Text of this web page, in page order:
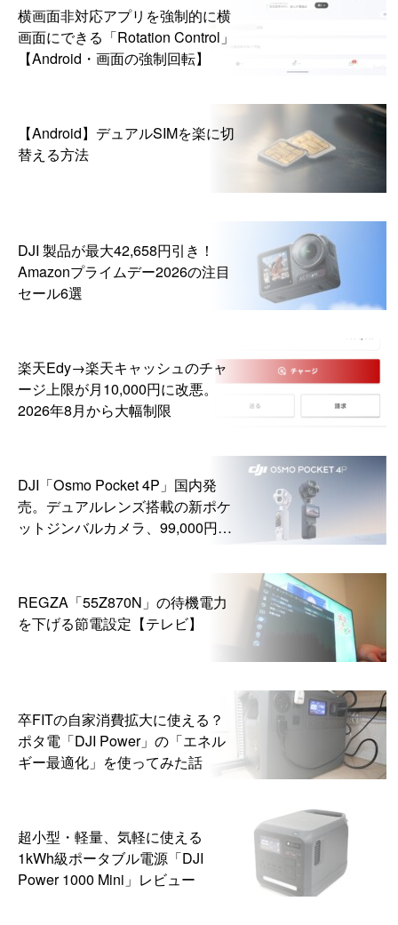
横画面非対応アプリを強制的に横
画面にできる「Rotation Control」
【Android・画面の強制回転】
【Android】デュアルSIMを楽に切
替える方法
DJI 製品が最大42,658円引き！
Amazonプライムデー2026の注目
セール6選
楽天Edy→楽天キャッシュのチャ
ージ上限が月10,000円に改悪。
2026年8月から大幅制限
DJI「Osmo Pocket 4P」国内発
売。デュアルレンズ搭載の新ポケ
ットジンバルカメラ、99,000円か
REGZA「55Z870N」の待機電力
を下げる節電設定【テレビ】
卒FITの自家消費拡大に使える？
ポタ電「DJI Power」の「エネル
ギー最適化」を使ってみた話
超小型・軽量、気軽に使える
1kWh級ポータブル電源「DJI
Power 1000 Mini」レビュー